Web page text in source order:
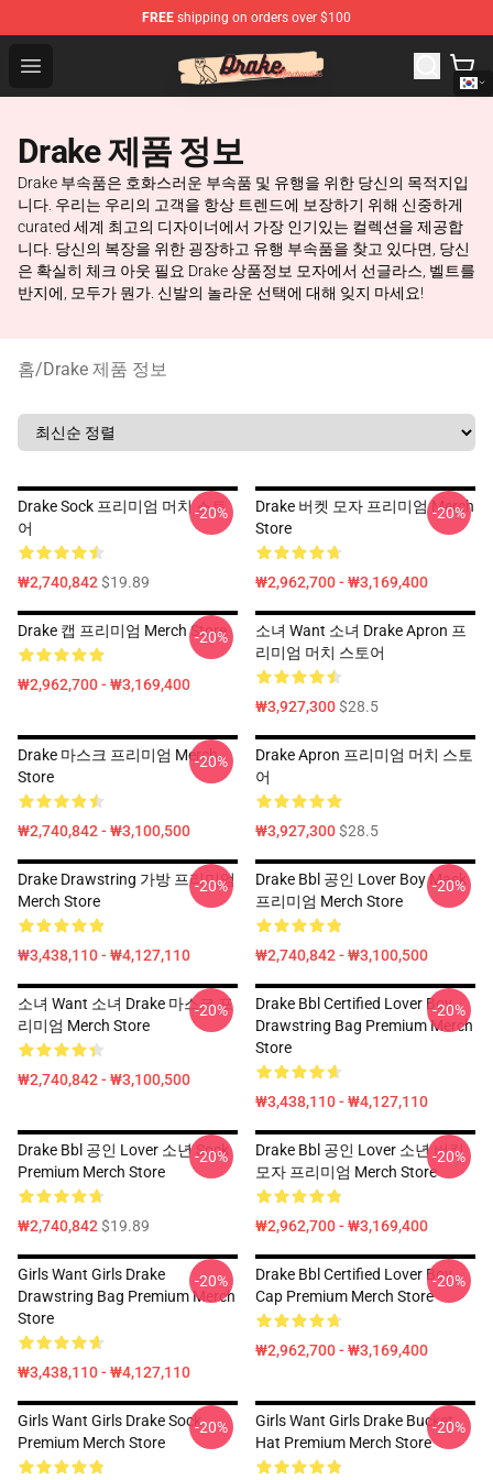
FREE shipping on orders over $100
Open menu
Drake Shop - Official Drake Merchandise Store
Drake 제품 정보
Drake 부속품은 호화스러운 부속품 및 유행을 위한 당신의 목적지입
니다. 우리는 우리의 고객을 항상 트렌드에 보장하기 위해 신중하게
curated 세계 최고의 디자이너에서 가장 인기있는 컬렉션을 제공합
니다. 당신의 복장을 위한 굉장하고 유행 부속품을 찾고 있다면, 당신
은 확실히 체크 아웃 필요 Drake 상품정보 모자에서 선글라스, 벨트를
반지에, 모두가 뭔가. 신발의 놀라운 선택에 대해 잊지 마세요!
홈/Drake 제품 정보
Drake Sock 프리미엄 머치 스토
어
₩2,740,842$19.89
-20%
Drake 버켓 모자 프리미엄 Merch
Store
₩2,962,700 - ₩3,169,400
-20%
Drake 캡 프리미엄 Merch Store
₩2,962,700 - ₩3,169,400
-20%
소녀 Want 소녀 Drake Apron 프
리미엄 머치 스토어
₩3,927,300$28.5
Drake 마스크 프리미엄 Merch
Store
₩2,740,842 - ₩3,100,500
-20%
Drake Apron 프리미엄 머치 스토
어
₩3,927,300$28.5
Drake Drawstring 가방 프리미엄
Merch Store
₩3,438,110 - ₩4,127,110
-20%
Drake Bbl 공인 Lover Boy Mask
프리미엄 Merch Store
₩2,740,842 - ₩3,100,500
-20%
소녀 Want 소녀 Drake 마스크 프
리미엄 Merch Store
₩2,740,842 - ₩3,100,500
-20%
Drake Bbl Certified Lover Boy
Drawstring Bag Premium Merch
Store
₩3,438,110 - ₩4,127,110
-20%
Drake Bbl 공인 Lover 소년 Sock
Premium Merch Store
₩2,740,842$19.89
-20%
Drake Bbl 공인 Lover 소년 버킷
모자 프리미엄 Merch Store
₩2,962,700 - ₩3,169,400
-20%
Girls Want Girls Drake
Drawstring Bag Premium Merch
Store
₩3,438,110 - ₩4,127,110
-20%
Drake Bbl Certified Lover Boy
Cap Premium Merch Store
₩2,962,700 - ₩3,169,400
-20%
Girls Want Girls Drake Sock
Premium Merch Store
-20%
Girls Want Girls Drake Bucket
Hat Premium Merch Store
-20%